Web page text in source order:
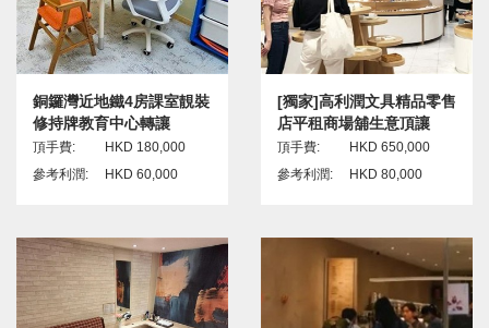
銅鑼灣近地鐵4房課室靚裝
修持牌教育中心轉讓
頂手費:
HKD 180,000
參考利潤:
HKD 60,000
[獨家]高利潤文具精品零售
店平租商場舖生意頂讓
頂手費:
HKD 650,000
參考利潤:
HKD 80,000